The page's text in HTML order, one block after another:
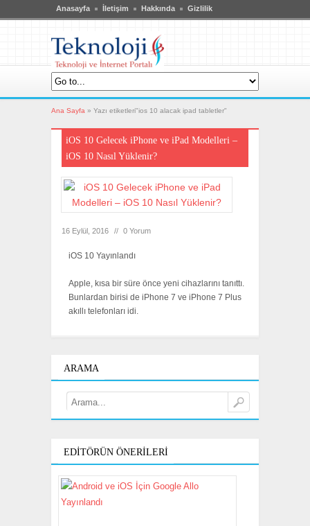
Anasayfa İletişim Hakkında Gizlilik
Ana Sayfa » Yazı etiketleri"ios 10 alacak ipad tabletler"
iOS 10 Gelecek iPhone ve iPad Modelleri –
iOS 10 Nasıl Yüklenir?
16 Eylül, 2016 // 0 Yorum
iOS 10 Yayınlandı
Apple, kısa bir süre önce yeni cihazlarını tanıttı.
Bunlardan birisi de iPhone 7 ve iPhone 7 Plus
akıllı telefonları idi.
ARAMA
EDITÖRÜN ÖNERILERI